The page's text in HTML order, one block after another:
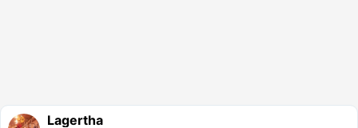
Lagertha